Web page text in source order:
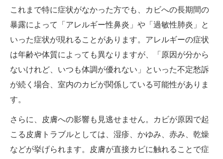
これまで特に症状がなかった方でも、カビへの長期間の
暴露によって「アレルギー性鼻炎」や「過敏性肺炎」と
いった症状が現れることがあります。アレルギーの症状
は年齢や体質によっても異なりますが、「原因が分から
ないけれど、いつも体調が優れない」といった不定愁訴
が続く場合、室内のカビが関係している可能性がありま
す。
さらに、皮膚への影響も見逃せません。カビが原因で起
こる皮膚トラブルとしては、湿疹、かゆみ、赤み、乾燥
などが挙げられます。皮膚が直接カビに触れることで症